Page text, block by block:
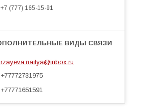
+7 (777) 165-15-91
rzayeva.nailya@inbox.ru
+77772731975
+77771651591